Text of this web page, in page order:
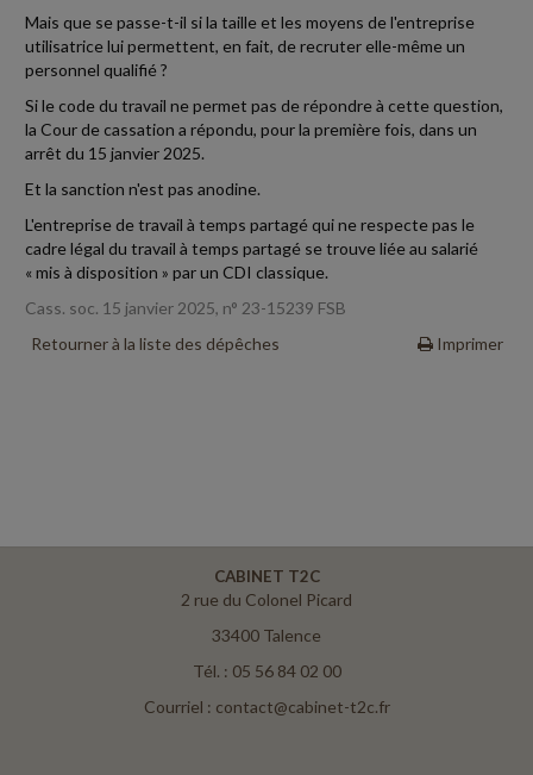
Mais que se passe-t-il si la taille et les moyens de l'entreprise
utilisatrice lui permettent, en fait, de recruter elle-même un
personnel qualifié ?
Si le code du travail ne permet pas de répondre à cette question,
la Cour de cassation a répondu, pour la première fois, dans un
arrêt du 15 janvier 2025.
Et la sanction n'est pas anodine.
L'entreprise de travail à temps partagé qui ne respecte pas le
cadre légal du travail à temps partagé se trouve liée au salarié
« mis à disposition » par un CDI classique.
Cass. soc. 15 janvier 2025, n° 23-15239 FSB
Retourner à la liste des dépêches
Imprimer
CABINET T2C
2 rue du Colonel Picard
33400 Talence
Tél. : 05 56 84 02 00
Courriel : contact@cabinet-t2c.fr